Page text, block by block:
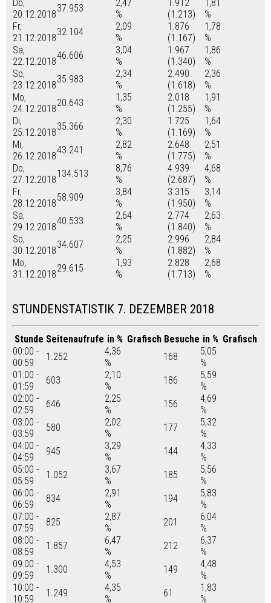
Do,
20.12.2018
37.953
2,47
%
1.912
(1.213)
1,81
%
Fr,
21.12.2018
32.104
2,09
%
1.876
(1.167)
1,78
%
Sa,
22.12.2018
46.606
3,04
%
1.967
(1.340)
1,86
%
So,
23.12.2018
35.983
2,34
%
2.490
(1.618)
2,36
%
Mo,
24.12.2018
20.643
1,35
%
2.018
(1.255)
1,91
%
Di,
25.12.2018
35.366
2,30
%
1.725
(1.169)
1,64
%
Mi,
26.12.2018
43.241
2,82
%
2.648
(1.775)
2,51
%
Do,
27.12.2018
134.513
8,76
%
4.939
(2.687)
4,68
%
Fr,
28.12.2018
58.909
3,84
%
3.315
(1.950)
3,14
%
Sa,
29.12.2018
40.533
2,64
%
2.774
(1.840)
2,63
%
So,
30.12.2018
34.607
2,25
%
2.996
(1.882)
2,84
%
Mo,
31.12.2018
29.615
1,93
%
2.828
(1.713)
2,68
%
STUNDENSTATISTIK 7. DEZEMBER 2018
Stunde Seitenaufrufe in % Grafisch Besuche in % Grafisch
00:00 -
00:59
1.252
4,36
%
168
5,05
%
01:00 -
01:59
603
2,10
%
186
5,59
%
02:00 -
02:59
646
2,25
%
156
4,69
%
03:00 -
03:59
580
2,02
%
177
5,32
%
04:00 -
04:59
945
3,29
%
144
4,33
%
05:00 -
05:59
1.052
3,67
%
185
5,56
%
06:00 -
06:59
834
2,91
%
194
5,83
%
07:00 -
07:59
825
2,87
%
201
6,04
%
08:00 -
08:59
1.857
6,47
%
212
6,37
%
09:00 -
09:59
1.300
4,53
%
149
4,48
%
10:00 -
10:59
1.249
4,35
%
61
1,83
%